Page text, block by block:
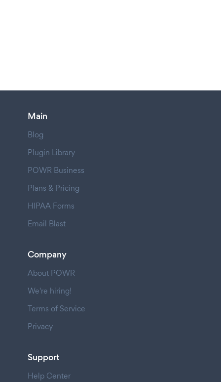
Main
Blog
Plugin Library
POWR Business
Plans & Pricing
HIPAA Forms
Email Blast
Company
About POWR
We're hiring!
Terms of Service
Privacy
Support
Help Center